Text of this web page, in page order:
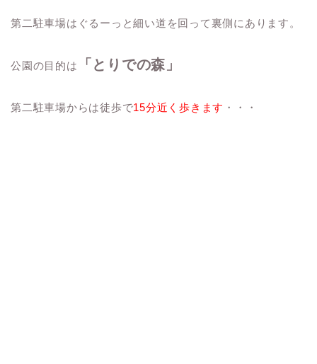
第二駐車場はぐるーっと細い道を回って裏側にあります。
公園の目的は 「とりでの森」
第二駐車場からは徒歩で15分近く歩きます ・・・